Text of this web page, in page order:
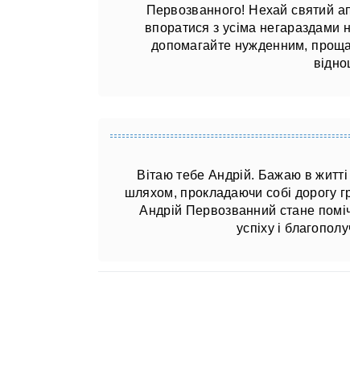
Первозванного! Нехай святий
впоратися з усіма негараздами
допомагайте нужденним,
Вітаю тебе Андрій. Бажаю в
шляхом, прокладаючи собі дорогу
Андрій Первозванний стане
успіху і